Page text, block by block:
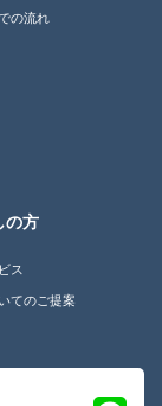
の流れ
の方
ス
てのご提案